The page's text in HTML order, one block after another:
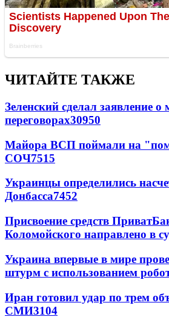
ЧИТАЙТЕ ТАКЖЕ
Зеленский сделал заявление
переговорах30950
Майора ВСП поймали на
СОЧ7515
Украинцы определились
Донбасса7452
Присвоение средств
Коломойского направлено в
Украина впервые в мире
штурм с использованием
Иран готовил удар по трем
СМИ3104